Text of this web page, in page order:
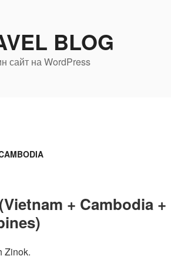
BLOG
сайт на WordPress
+ Cambodia +
Zinok.